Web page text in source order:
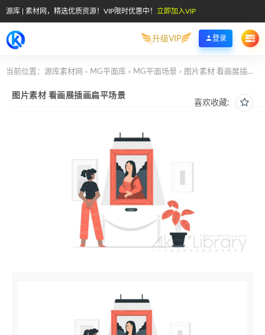
源库 | 素材网，精选优质资源！VIP限时优惠中！ 立即加入VIP
升级VIP 登录
当前位置： 源库素材网 > MG平面库 > MG平面场景 > 图片素材 看画展插画扁平场景
喜欢收藏:
图片素材 看画展插画扁平场景